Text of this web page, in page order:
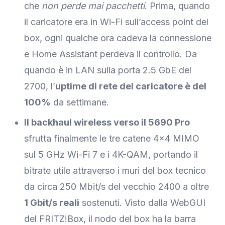
che non perde mai pacchetti. Prima, quando
il caricatore era in Wi-Fi sull’access point del
box, ogni qualche ora cadeva la connessione
e Home Assistant perdeva il controllo. Da
quando è in LAN sulla porta 2.5 GbE del
2700, l’uptime di rete del caricatore è del
100% da settimane.
Il backhaul wireless verso il 5690 Pro
sfrutta finalmente le tre catene 4×4 MIMO
sul 5 GHz Wi-Fi 7 e i 4K-QAM, portando il
bitrate utile attraverso i muri del box tecnico
da circa 250 Mbit/s del vecchio 2400 a oltre
1 Gbit/s reali sostenuti. Visto dalla WebGUI
del FRITZ!Box, il nodo del box ha la barra